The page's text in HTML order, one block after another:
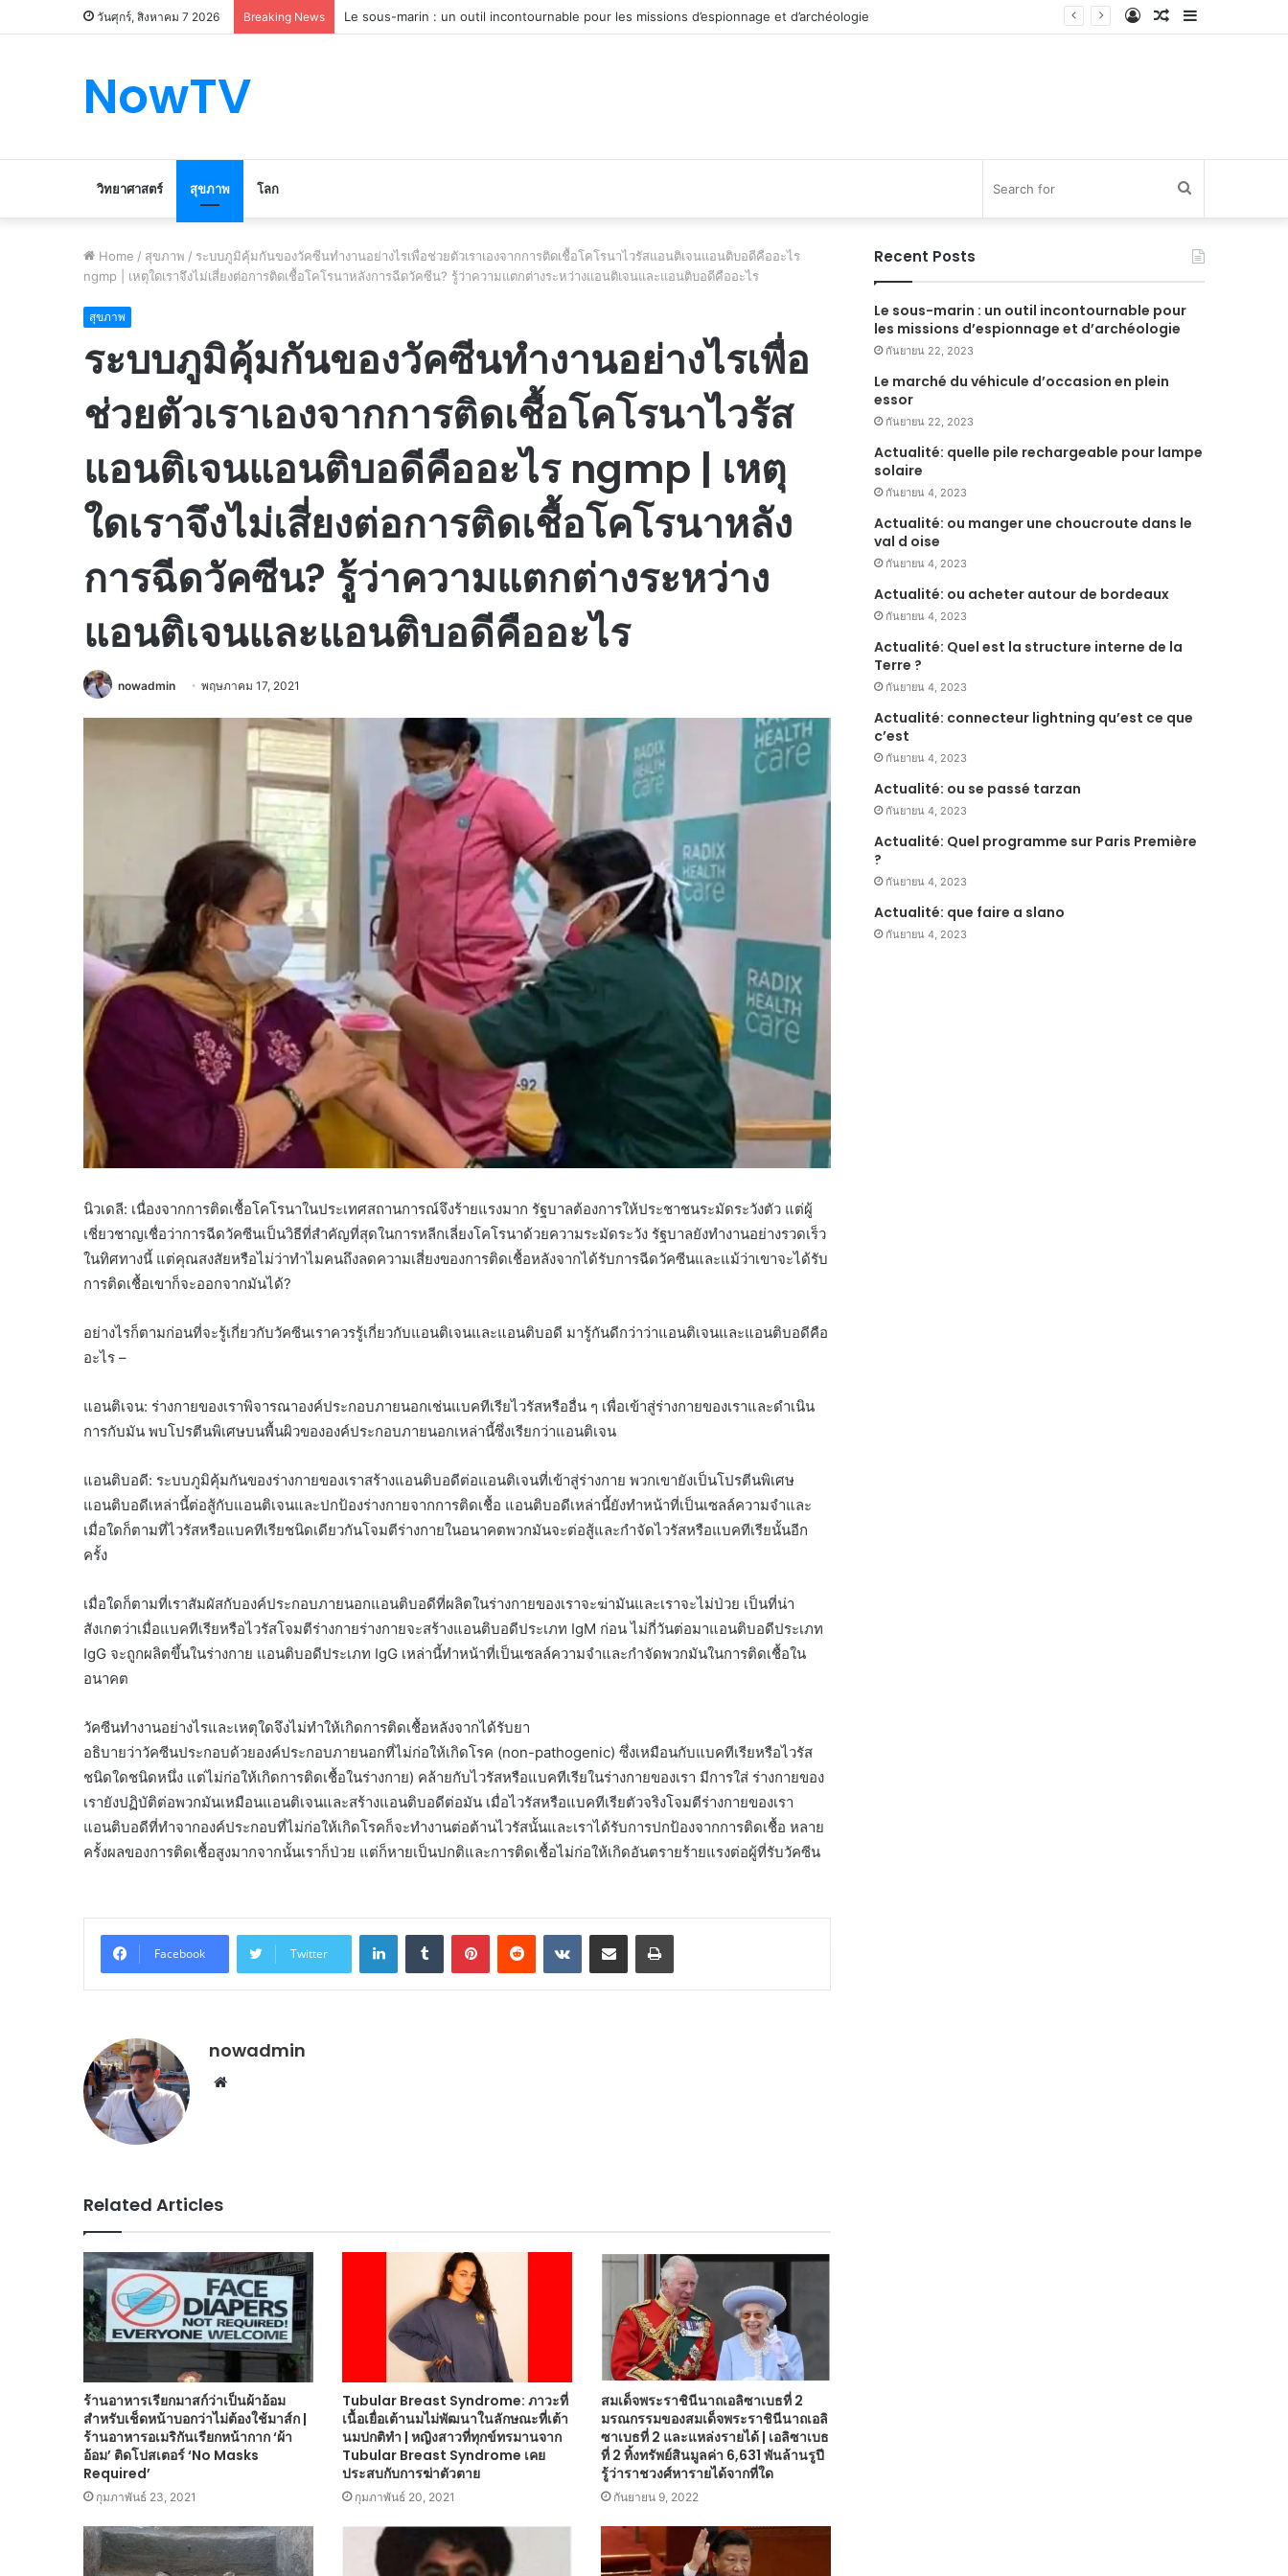
วันศุกร์, สิงหาคม 7 2026 Breaking News Le marché du véhicule d’occasion en plein essor Sidebar
Random
Log
NowTV
วิทยาศาสตร์ สุขภาพ โลก
for
Home / สุขภาพ / ระบบภูมิคุ้มกันของวัคซีนทำงานอย่างไรเพื่อช่วยตัวเราเองจากการติดเชื้อโคโรนาไวรัสแอนติเจนแอนติบอดีคืออะไร
ngmp | เหตุใดเราจึงไม่เสี่ยงต่อการติดเชื้อโคโรนาหลังการฉีดวัคซีน? รู้ว่าความแตกต่างระหว่างแอนติเจนและแอนติบอดีคืออะไร
สุขภาพ
ระบบภูมิคุ้มกันของวัคซีนทำงานอย่างไรเพื่อ
ช่วยตัวเราเองจากการติดเชื้อโคโรนาไวรัส
แอนติเจนแอนติบอดีคืออะไร ngmp | เหตุ
ใดเราจึงไม่เสี่ยงต่อการติดเชื้อโคโรนาหลัง
การฉีดวัคซีน? รู้ว่าความแตกต่างระหว่าง
แอนติเจนและแอนติบอดีคืออะไร
nowadmin พฤษภาคม 17, 2021
นิวเดลี: เนื่องจากการติดเชื้อโคโรนาในประเทศสถานการณ์จึงร้ายแรงมาก รัฐบาลต้องการให้ประชาชนระมัดระวังตัว แต่ผู้
เชี่ยวชาญเชื่อว่าการฉีดวัคซีนเป็นวิธีที่สำคัญที่สุดในการหลีกเลี่ยงโคโรนาด้วยความระมัดระวัง รัฐบาลยังทำงานอย่างรวดเร็ว
ในทิศทางนี้ แต่คุณสงสัยหรือไม่ว่าทำไมคนถึงลดความเสี่ยงของการติดเชื้อหลังจากได้รับการฉีดวัคซีนและแม้ว่าเขาจะได้รับ
การติดเชื้อเขาก็จะออกจากมันได้?
อย่างไรก็ตามก่อนที่จะรู้เกี่ยวกับวัคซีนเราควรรู้เกี่ยวกับแอนติเจนและแอนติบอดี มารู้กันดีกว่าว่าแอนติเจนและแอนติบอดีคือ
อะไร –
แอนติเจน: ร่างกายของเราพิจารณาองค์ประกอบภายนอกเช่นแบคทีเรียไวรัสหรืออื่น ๆ เพื่อเข้าสู่ร่างกายของเราและดำเนิน
การกับมัน พบโปรตีนพิเศษบนพื้นผิวขององค์ประกอบภายนอกเหล่านี้ซึ่งเรียกว่าแอนติเจน
แอนติบอดี: ระบบภูมิคุ้มกันของร่างกายของเราสร้างแอนติบอดีต่อแอนติเจนที่เข้าสู่ร่างกาย พวกเขายังเป็นโปรตีนพิเศษ
แอนติบอดีเหล่านี้ต่อสู้กับแอนติเจนและปกป้องร่างกายจากการติดเชื้อ แอนติบอดีเหล่านี้ยังทำหน้าที่เป็นเซลล์ความจำและ
เมื่อใดก็ตามที่ไวรัสหรือแบคทีเรียชนิดเดียวกันโจมตีร่างกายในอนาคตพวกมันจะต่อสู้และกำจัดไวรัสหรือแบคทีเรียนั้นอีก
ครั้ง
เมื่อใดก็ตามที่เราสัมผัสกับองค์ประกอบภายนอกแอนติบอดีที่ผลิตในร่างกายของเราจะฆ่ามันและเราจะไม่ป่วย เป็นที่น่า
สังเกตว่าเมื่อแบคทีเรียหรือไวรัสโจมตีร่างกายร่างกายจะสร้างแอนติบอดีประเภท IgM ก่อน ไม่กี่วันต่อมาแอนติบอดีประเภท
IgG จะถูกผลิตขึ้นในร่างกาย แอนติบอดีประเภท IgG เหล่านี้ทำหน้าที่เป็นเซลล์ความจำและกำจัดพวกมันในการติดเชื้อใน
อนาคต
วัคซีนทำงานอย่างไรและเหตุใดจึงไม่ทำให้เกิดการติดเชื้อหลังจากได้รับยา
อธิบายว่าวัคซีนประกอบด้วยองค์ประกอบภายนอกที่ไม่ก่อให้เกิดโรค (non-pathogenic) ซึ่งเหมือนกับแบคทีเรียหรือไวรัส
ชนิดใดชนิดหนึ่ง แต่ไม่ก่อให้เกิดการติดเชื้อในร่างกาย) คล้ายกับไวรัสหรือแบคทีเรียในร่างกายของเรา มีการใส่ ร่างกายของ
เรายังปฏิบัติต่อพวกมันเหมือนแอนติเจนและสร้างแอนติบอดีต่อมัน เมื่อไวรัสหรือแบคทีเรียตัวจริงโจมตีร่างกายของเรา
แอนติบอดีที่ทำจากองค์ประกอบที่ไม่ก่อให้เกิดโรคก็จะทำงานต่อต้านไวรัสนั้นและเราได้รับการปกป้องจากการติดเชื้อ หลาย
ครั้งผลของการติดเชื้อสูงมากจากนั้นเราก็ป่วย แต่ก็หายเป็นปกติและการติดเชื้อไม่ก่อให้เกิดอันตรายร้ายแรงต่อผู้ที่รับวัคซีน
Facebook Twitter
LinkedInTumblr PinterestReddit VKontakteShare via Email Print
nowadmin
Website
Related Articles
ร้านอาหารเรียกมาสก์ว่าเป็นผ้าอ้อม
สำหรับเช็ดหน้าบอกว่าไม่ต้องใช้มาส์ก |
ร้านอาหารอเมริกันเรียกหน้ากาก ‘ผ้า
อ้อม’ ติดโปสเตอร์ ‘No Masks
Required’
กุมภาพันธ์ 23, 2021
Tubular Breast Syndrome: ภาวะที่
เนื้อเยื่อเต้านมไม่พัฒนาในลักษณะที่เต้า
นมปกติทำ | หญิงสาวที่ทุกข์ทรมานจาก
Tubular Breast Syndrome เคย
ประสบกับการฆ่าตัวตาย
กุมภาพันธ์ 20, 2021
สมเด็จพระราชินีนาถเอลิซาเบธที่ 2
มรณกรรมของสมเด็จพระราชินีนาถเอลิ
ซาเบธที่ 2 และแหล่งรายได้ | เอลิซาเบธ
ที่ 2 ทิ้งทรัพย์สินมูลค่า 6,631 พันล้านรูปี
รู้ว่าราชวงศ์หารายได้จากที่ใด
กันยายน 9, 2022
Recent Posts
Le sous-marin : un outil incontournable pour
les missions d’espionnage et d’archéologie
กันยายน 22, 2023
Le marché du véhicule d’occasion en plein
essor
กันยายน 22, 2023
Actualité: quelle pile rechargeable pour lampe
solaire
กันยายน 4, 2023
Actualité: ou manger une choucroute dans le
val d oise
กันยายน 4, 2023
Actualité: ou acheter autour de bordeaux
กันยายน 4, 2023
Actualité: Quel est la structure interne de la
Terre ?
กันยายน 4, 2023
Actualité: connecteur lightning qu’est ce que
c’est
กันยายน 4, 2023
Actualité: ou se passé tarzan
กันยายน 4, 2023
Actualité: Quel programme sur Paris Première
?
กันยายน 4, 2023
Actualité: que faire a slano
กันยายน 4, 2023